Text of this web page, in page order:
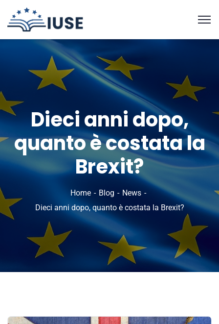
Dieci anni dopo,
quanto è costata la
Brexit?
Home Blog
News
Dieci anni dopo, quanto è costata la Brexit?